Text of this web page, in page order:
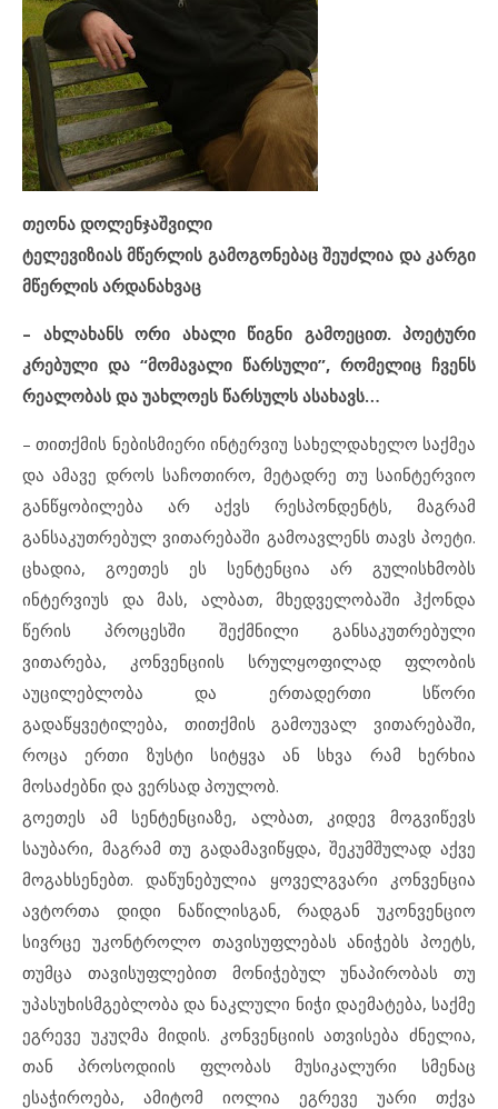
თეონა დოლენჯაშვილი
ტელევიზიას მწერლის გამოგონებაც შეუძლია და კარგი
მწერლის არდანახვაც
– ახლახანს ორი ახალი წიგნი გამოეცით. პოეტური
კრებული და “მომავალი წარსული”, რომელიც ჩვენს
რეალობას და უახლოეს წარსულს ასახავს…
– თითქმის ნებისმიერი ინტერვიუ სახელდახელო საქმეა
და ამავე დროს საჩოთირო, მეტადრე თუ საინტერვიო
განწყობილება არ აქვს რესპონდენტს, მაგრამ
განსაკუთრებულ ვითარებაში გამოავლენს თავს პოეტი.
ცხადია, გოეთეს ეს სენტენცია არ გულისხმობს
ინტერვიუს და მას, ალბათ, მხედველობაში ჰქონდა
წერის პროცესში შექმნილი განსაკუთრებული
ვითარება, კონვენციის სრულყოფილად ფლობის
აუცილებლობა და ერთადერთი სწორი
გადაწყვეტილება, თითქმის გამოუვალ ვითარებაში,
როცა ერთი ზუსტი სიტყვა ან სხვა რამ ხერხია
მოსაძებნი და ვერსად პოულობ.
გოეთეს ამ სენტენციაზე, ალბათ, კიდევ მოგვიწევს
საუბარი, მაგრამ თუ გადამავიწყდა, შეკუმშულად აქვე
მოგახსენებთ. დაწუნებულია ყოველგვარი კონვენცია
ავტორთა დიდი ნაწილისგან, რადგან უკონვენციო
სივრცე უკონტროლო თავისუფლებას ანიჭებს პოეტს,
თუმცა თავისუფლებით მონიჭებულ უნაპირობას თუ
უპასუხისმგებლობა და ნაკლული ნიჭი დაემატება, საქმე
ეგრევე უკუღმა მიდის. კონვენციის ათვისება ძნელია,
თან პროსოდიის ფლობას მუსიკალური სმენაც
ესაჭიროება, ამიტომ იოლია ეგრევე უარი თქვა